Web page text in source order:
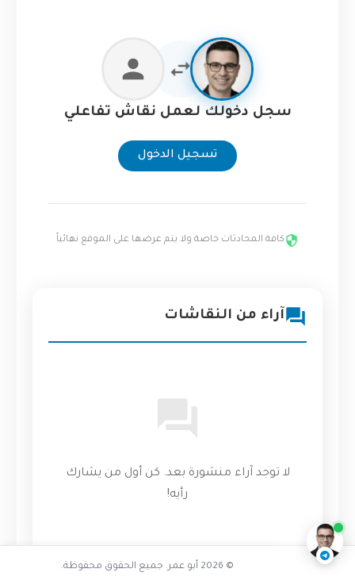
سجل دخولك لعمل نقاش تفاعلي
تسجيل الدخول
كافة المحادثات خاصة ولا يتم عرضها على الموقع نهائياً
آراء من النقاشات
لا توجد آراء منشورة بعد. كن أول من يشارك
رأيه!
هل واجهت مشاكل بيانات متغيرة
@AbuOmarTech_bot
© 2026 أبو عمر. جميع الحقوق محفوظة.